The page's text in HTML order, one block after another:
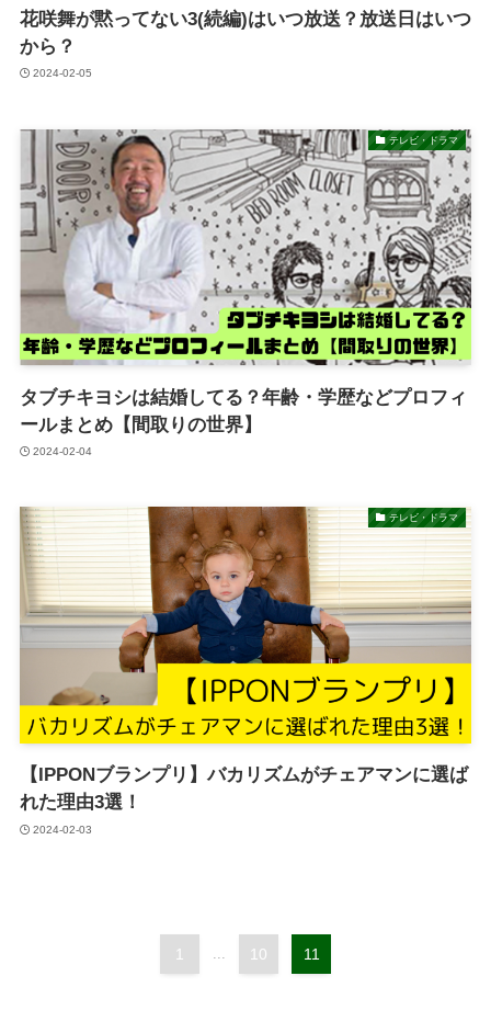
花咲舞が黙ってない3(続編)はいつ放送？放送日はいつ
から？
2024-02-05
テレビ・ドラマ
タブチキヨシは結婚してる？年齢・学歴などプロフィ
ールまとめ【間取りの世界】
2024-02-04
テレビ・ドラマ
【IPPONブランプリ】バカリズムがチェアマンに選ば
れた理由3選！
2024-02-03
1 ... 10 11